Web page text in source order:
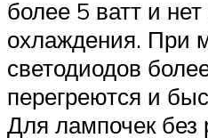
более 5 ватт и
охлаждения. При
светодиодов
перегреются и
Для лампочек без